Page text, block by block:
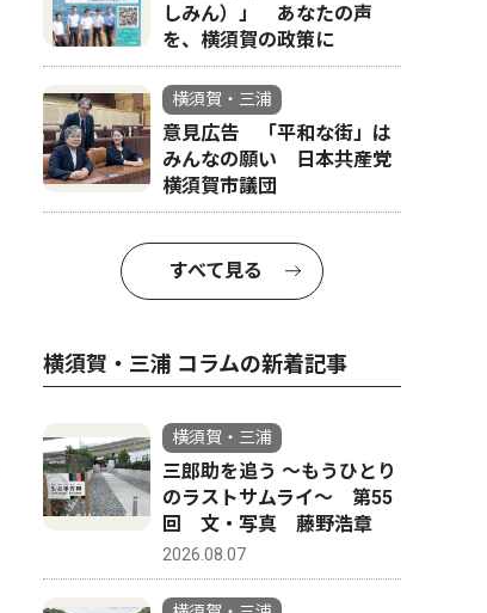
しみん）」 あなたの声
を、横須賀の政策に
横須賀・三浦
意見広告 「平和な街」は
みんなの願い 日本共産党
横須賀市議団
すべて見る
横須賀・三浦 コラムの新着記事
横須賀・三浦
三郎助を追う 〜もうひとり
のラストサムライ〜 第55
回 文・写真 藤野浩章
2026.08.07